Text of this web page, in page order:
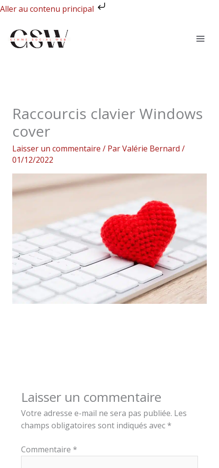
Aller au contenu principal
Aller
contenu
Raccourcis clavier Windows
cover
Laisser un commentaire / ParValérie Bernard /
01/12/2022
Laisser un commentaire
Votre adresse e-mail ne sera pas publiée. Les
champs obligatoires sont indiqués avec *
Commentaire *